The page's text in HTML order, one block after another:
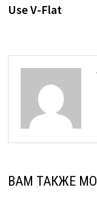
записям
Use V-Flat
ВАМ ТАКЖЕ